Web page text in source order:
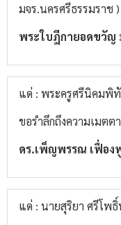
มจร.นครศรีธรรมราช )
พระใบฎีกายอดขวัญ
แด่ : พระครูศรีนิคมพิ
ขอรำลึกถึงความเมต
ดร.เพ็ญพรรณ เฟื่อง
แด่ : นายสุริยา ศรีโพธิ์